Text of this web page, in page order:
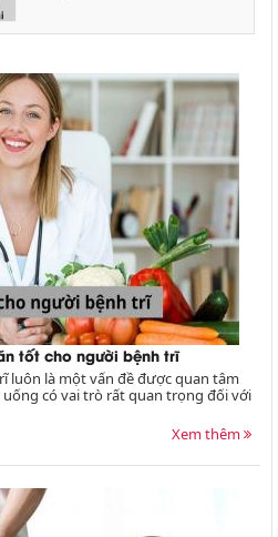
tốt cho người bệnh trĩ
luôn là một vấn đề được quan tâm
uống có vai trò rất quan trọng đối với
Xem thêm